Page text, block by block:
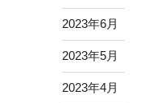
2023年6月
2023年5月
2023年4月